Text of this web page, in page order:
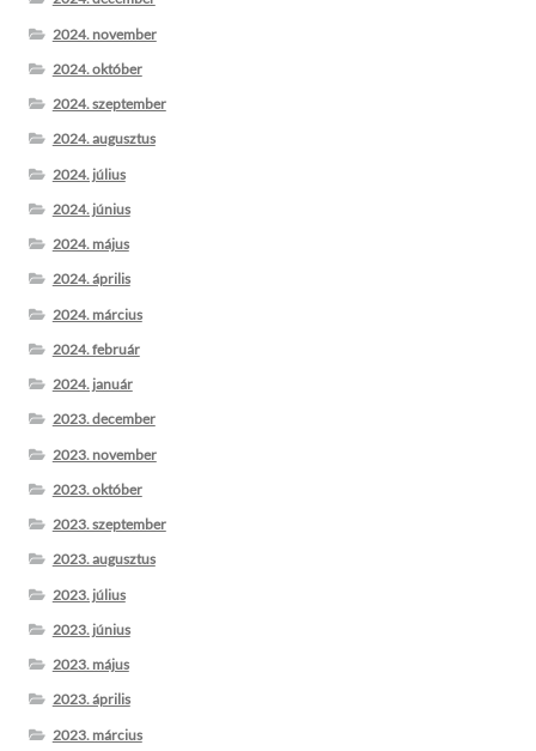
2024. november
2024. október
2024. szeptember
2024. augusztus
2024. július
2024. június
2024. május
2024. április
2024. március
2024. február
2024. január
2023. december
2023. november
2023. október
2023. szeptember
2023. augusztus
2023. július
2023. június
2023. május
2023. április
2023. március